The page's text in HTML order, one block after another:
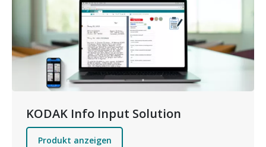
KODAK Info Input Solution
Produkt anzeigen